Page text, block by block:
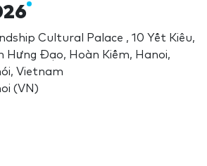
Cultural Palace , 10 Yết Kiêu,
Hưng Đạo, Hoàn Kiếm, Hanoi,
Vietnam
(VN)